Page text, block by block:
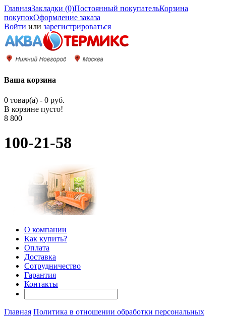
ГлавнаяЗакладки (0)Постоянный покупательКорзина
покупокОформление заказа
Войти или зарегистрироваться
Ваша корзина
0 товар(а) - 0 руб.
В корзине пусто!
8 800
100-21-58
О компании
Как купить?
Оплата
Доставка
Сотрудничество
Гарантия
Контакты
Главная Политика в отношении обработки персональных